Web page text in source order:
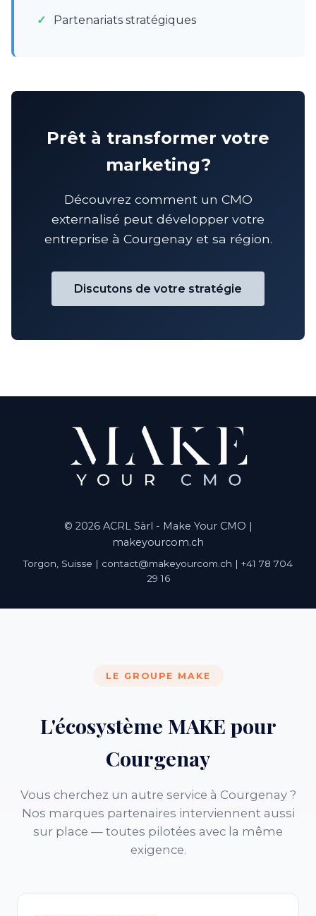
Partenariats stratégiques
Prêt à transformer votre
marketing?
Découvrez comment un CMO
externalisé peut développer votre
entreprise à Courgenay et sa région.
Discutons de votre stratégie
© 2026 ACRL Sàrl - Make Your CMO |
makeyourcom.ch
Torgon, Suisse | contact@makeyourcom.ch | +41 78 704
29 16
LE GROUPE MAKE
L'écosystème MAKE pour
Courgenay
Vous cherchez un autre service à Courgenay ?
Nos marques partenaires interviennent aussi
sur place — toutes pilotées avec la même
exigence.